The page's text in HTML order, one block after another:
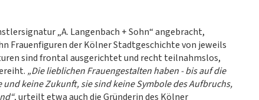
„A. Langenbach + Sohn“ angebracht,
Frauenfiguren der Kölner Stadtgeschichte von jeweils
sind frontal ausgerichtet und recht teilnahmslos,
„Die lieblichen Frauengestalten haben - bis auf die
keine Zukunft, sie sind keine Symbole des Aufbruchs,
, urteilt etwa auch die Gründerin des Kölner